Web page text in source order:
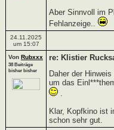
Aber Sinnvoll im
Fehlanzeige..
24.11.2025
um 15:07
Von Rubxxx
38 Beiträge
bisher bisher
re: Klistier
Daher der
um das
.
Klar, Kopfkino ist
schon sehr gut.